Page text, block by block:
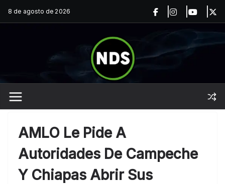
Saltar
al
8 de agosto de 2026
AMLO Le Pide A
Autoridades De Campeche
Y Chiapas Abrir Sus